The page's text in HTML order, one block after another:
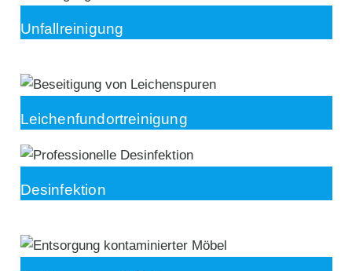
Unfallreinigung
Leichenfundortreinigung
Desinfektion